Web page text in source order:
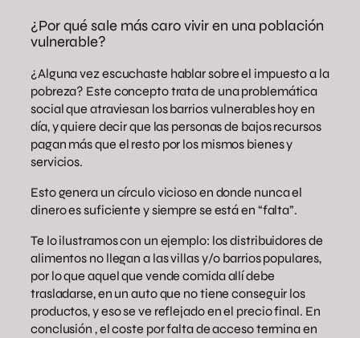
¿Por qué sale más caro vivir en una población
vulnerable?
¿Alguna vez escuchaste hablar sobre el impuesto a la
pobreza? Este concepto trata de una problemática
social que atraviesan los barrios vulnerables hoy en
día, y quiere decir que las personas de bajos recursos
pagan más que el resto por los mismos bienes y
servicios.
Esto genera un círculo vicioso en donde nunca el
dinero es suficiente y siempre se está en “falta”.
Te lo ilustramos con un ejemplo: los distribuidores de
alimentos no llegan a las villas y/o barrios populares,
por lo que aquel que vende comida allí debe
trasladarse, en un auto que no tiene conseguir los
productos, y eso se ve reflejado en el precio final. En
conclusión , el coste por falta de acceso termina en